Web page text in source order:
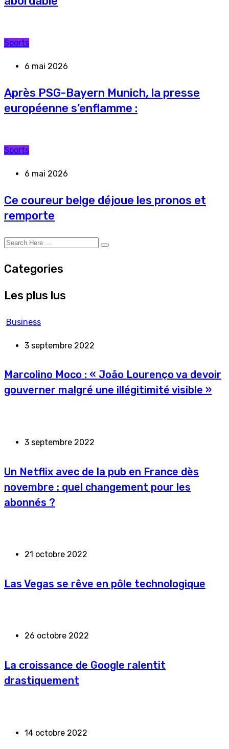
Sports
6 mai 2026
Après PSG-Bayern Munich, la presse
européenne s’enflamme :
Sports
6 mai 2026
Ce coureur belge déjoue les pronos et
remporte
Categories
Les plus lus
Business
3 septembre 2022
Marcolino Moco : « João Lourenço va devoir
gouverner malgré une illégitimité visible »
3 septembre 2022
Un Netflix avec de la pub en France dès
novembre : quel changement pour les
abonnés ?
21 octobre 2022
Las Vegas se rêve en pôle technologique
26 octobre 2022
La croissance de Google ralentit
drastiquement
14 octobre 2022